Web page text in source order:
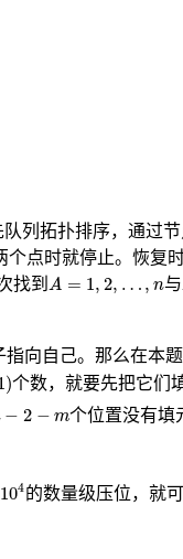
列拓扑排序，通过
点时就停止。恢复
找到 A = 1 , 2, … , n
A 2 … 与
向自己。那么在本
)个数，就要先把它们
− 2 − m
−m 个位置没有填
104
104的数量级压位，就